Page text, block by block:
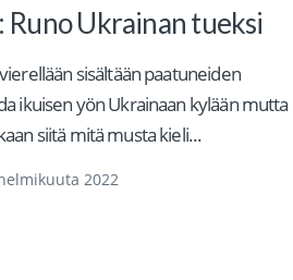
Runo Ukrainan tueksi
sisältään paatuneiden
ikuisen yön Ukrainaan kylään mutta
siitä mitä musta kieli...
2022